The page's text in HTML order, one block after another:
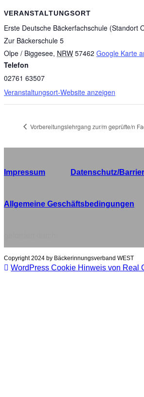
VERANSTALTUNGSORT
Erste Deutsche Bäckerfachschule (Standort
Zur Bäckerschule 5
Olpe / Biggesee, NRW 57462 Google Karte
Telefon
02761 63507
Veranstaltungsort-Website anzeigen
Vorbereitungslehrgang zur/m geprüfte/n
Impressum Datenschutz/
Allgemeine Geschäftsbedingungen
Copyright 2024 by Bäckerinnungsverband WEST
WordPress Cookie Hinweis von Real